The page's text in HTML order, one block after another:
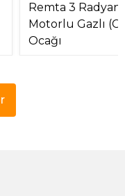
Remta 3
Motorlu Gazlı
Ocağı